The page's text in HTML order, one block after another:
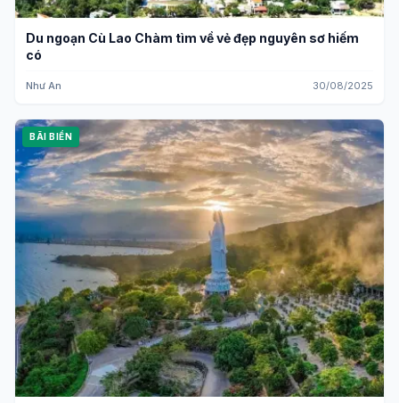
Du ngoạn Cù Lao Chàm tìm về vẻ đẹp nguyên sơ hiếm
có
Như An 30/08/2025
BÃI BIỂN